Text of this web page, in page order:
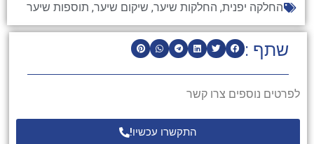
שתף :
לפרטים נוספים צרו קשר
התקשרו עכשיו!
החלקה יפנית, החלקות שיער, שיקום שיער, תוספות שיער